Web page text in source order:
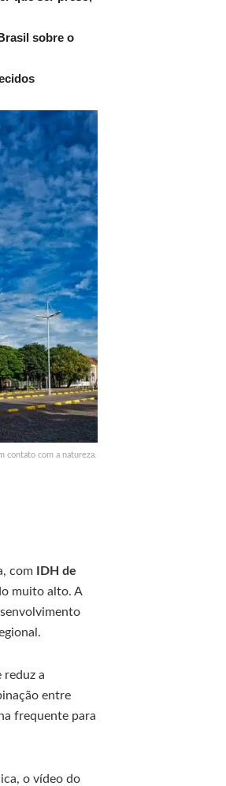
sobre o
contato com a natureza.
com
IDH de
muito alto. A
reduz a
entre
frequente para
o vídeo do